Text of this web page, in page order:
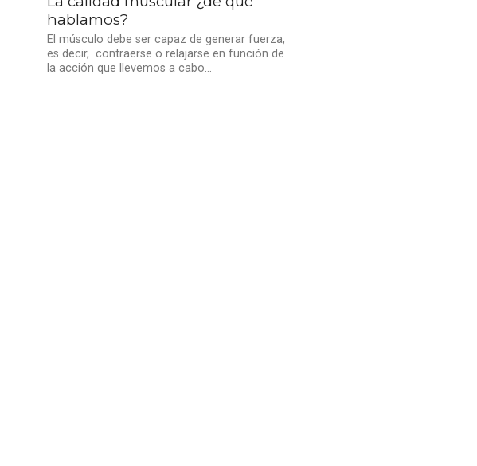
hablamos?
El músculo debe ser capaz de generar fuerza,
es decir, contraerse o relajarse en función de
la acción que llevemos a cabo...